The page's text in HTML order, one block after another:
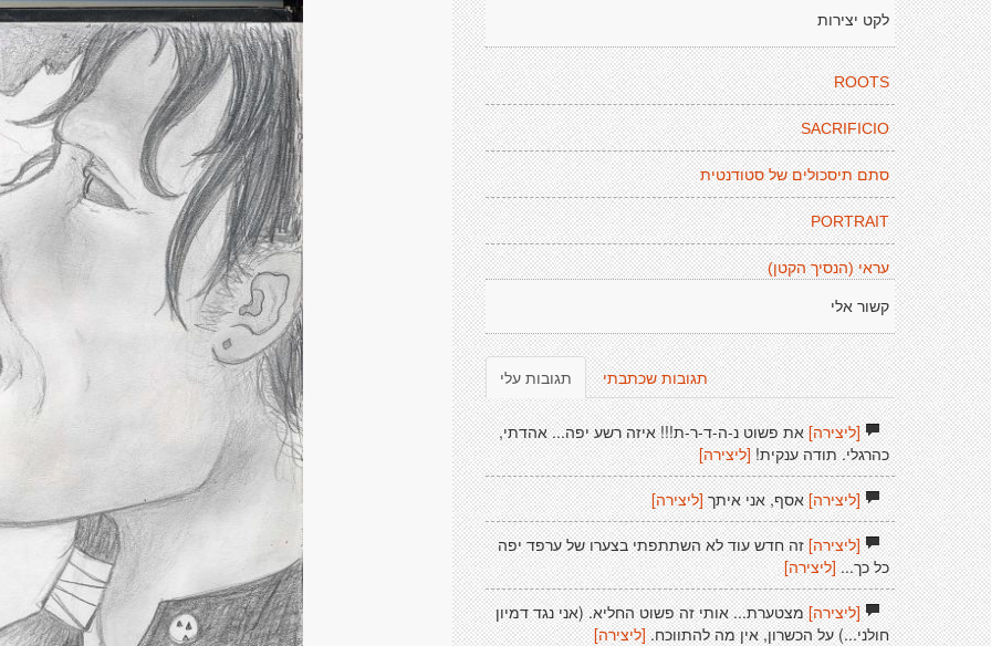
לקט יצירות
ROOTS
SACRIFICIO
סתם תיסכולים של סטודנטית
PORTRAIT
עראי (הנסיך הקטן)
קשור אלי
תגובות עלי תגובות שכתבתי
[ליצירה]את פשוט נ-ה-ד-ר-ת!!! איזה רשע יפה... אהדתי,
כהרגלי. תודה ענקית! [ליצירה]
[ליצירה]אסף, אני איתך[ליצירה]
[ליצירה]זה חדש עוד לא השתתפתי בצערו של ערפד יפה
כל כך... [ליצירה]
[ליצירה]מצטערת... אותי זה פשוט החליא. (אני נגד דמיון
חולני...) על הכשרון, אין מה להתווכח. [ליצירה]